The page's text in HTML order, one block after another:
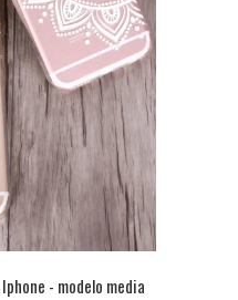
- modelo media